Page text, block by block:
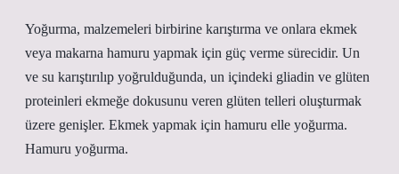
Yoğurma, malzemeleri birbirine karıştırma ve onlara ekmek
veya makarna hamuru yapmak için güç verme sürecidir. Un
ve su karıştırılıp yoğrulduğunda, un içindeki gliadin ve glüten
proteinleri ekmeğe dokusunu veren glüten telleri oluşturmak
üzere genişler. Ekmek yapmak için hamuru elle yoğurma.
Hamuru yoğurma.